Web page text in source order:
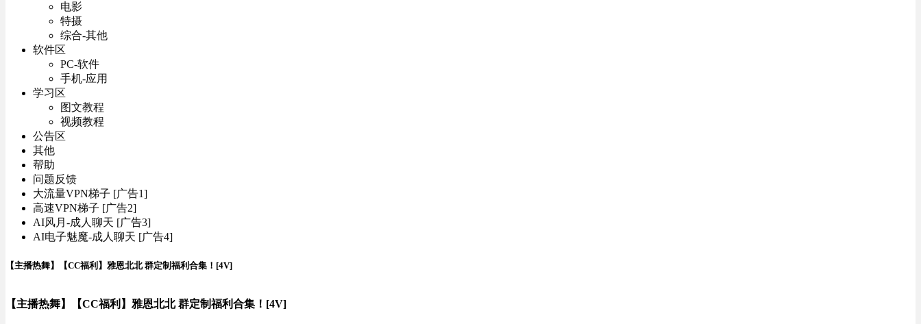
电影
特摄
综合-其他
软件区
PC-软件
手机-应用
学习区
图文教程
视频教程
公告区
其他
帮助
问题反馈
大流量VPN梯子 [广告1]
高速VPN梯子 [广告2]
AI风月-成人聊天 [广告3]
AI电子魅魔-成人聊天 [广告4]
【主播热舞】【CC福利】雅恩北北 群定制福利合集！[4V]
【主播热舞】【CC福利】雅恩北北 群定制福利合集！[4V]